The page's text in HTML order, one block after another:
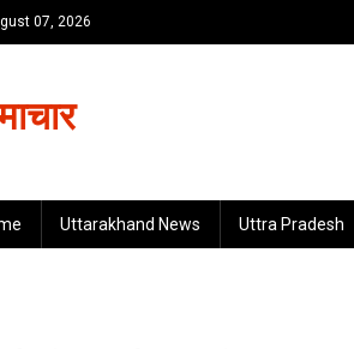
07, 2026
Uttarakhand News Uttra Pradesh